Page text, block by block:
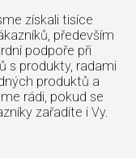
získali tisíce
především
podpoře při
s produkty, radami
produktů a
rádi, pokud se
zařadíte i Vy.